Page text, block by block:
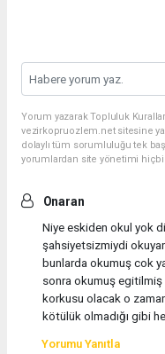
Yorum yazarak Topluluk
vezirkopruozlem.net sitesine
dolaylı tüm sorumluluğu tek
yorumlardan site yönetimi
Onaran
Niye eskiden okul yok
şahsiyetsizmiydi
bunlarda okumuş cok
sonra okumuş
korkusu olacak o
kötülük olmadığı gibi
Yorumu Yanıtla